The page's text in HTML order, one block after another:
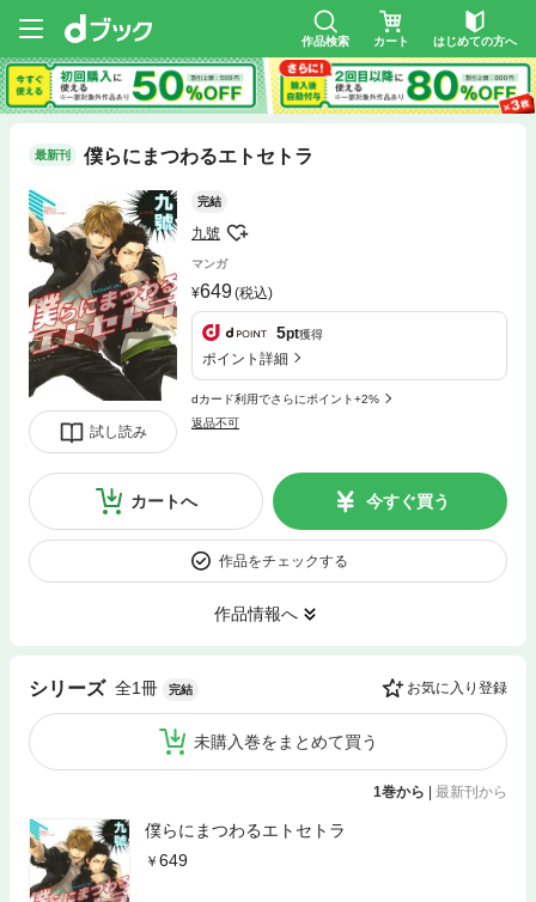
作品検索 カート はじめての方へ
最新刊 僕らにまつわるエトセトラ
試し読み
完結
九號
マンガ
649(税込)
5pt獲得
ポイント詳細
dカード利用でさらにポイント+2%
返品不可
カートへ 今すぐ買う
作品をチェックする
作品情報へ
シリーズ 全1冊 完結 お気に入り登録
未購入巻をまとめて買う
1巻から 最新刊から
僕らにまつわるエトセトラ
649